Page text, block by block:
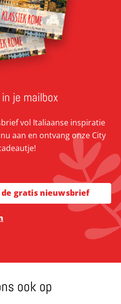
je mailbox
vol Italiaanse inspiratie
aan en ontvang onze City
gratis nieuwsbrief
ook op